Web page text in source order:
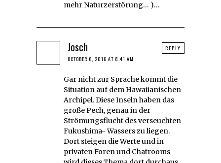
mehr Naturzerstörung… )…
Josch
OCTOBER 6, 2016 AT 8:41 AM
Gar nicht zur Sprache kommt die
Situation auf dem Hawaiianischen
Archipel. Diese Inseln haben das
große Pech, genau in der
Strömungsflucht des verseuchten
Fukushima- Wassers zu liegen.
Dort steigen die Werte und in
privaten Foren und Chatrooms
REPLY